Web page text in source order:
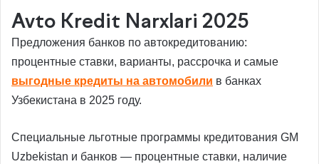
Avto Kredit Narxlari 2025
Предложения банков по автокредитованию:
процентные ставки, варианты, рассрочка и самые
выгодные кредиты на автомобили в банках
Узбекистана в 2025 году.
Специальные льготные программы кредитования GM
Uzbekistan и банков — процентные ставки, наличие